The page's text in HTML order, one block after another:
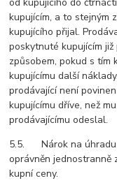
kupujícím, a to stejným
kupujícího přijal.
poskytnuté kupujícím již
způsobem, pokud s tím
kupujícímu další
prodávající není
kupujícímu dříve, než
prodávajícímu odeslal.
5.5. Nárok na úhradu
oprávněn jednostranně
kupní ceny.